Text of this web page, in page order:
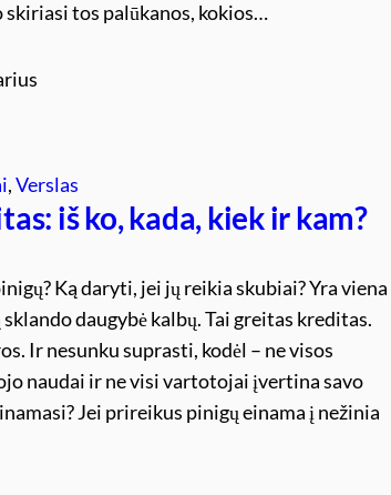
tos palūkanos, kokios…
, Verslas
iš ko, kada, kiek ir kam?
Ką daryti, jei jų reikia skubiai? Yra viena
daugybė kalbų. Tai greitas kreditas.
Ir nesunku suprasti, kodėl – ne visos
naudai ir ne visi vartotojai įvertina savo
Jei prireikus pinigų einama į nežinia